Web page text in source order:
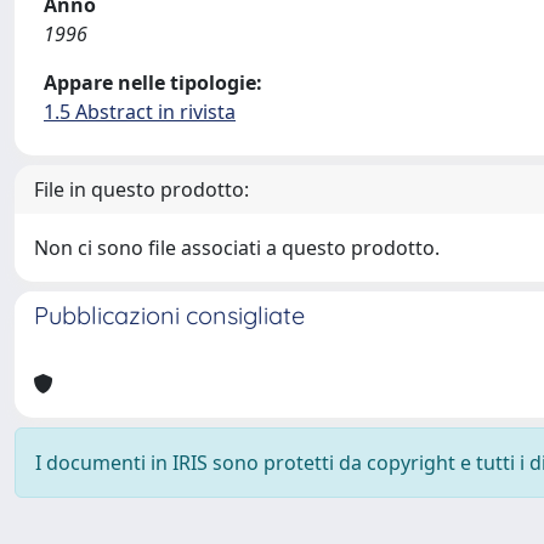
1996
Appare nelle tipologie:
1.5 Abstract in rivista
File in questo prodotto:
Non ci sono file associati a questo prodotto.
Pubblicazioni consigliate
I documenti in IRIS sono protetti da copyright e tutti i